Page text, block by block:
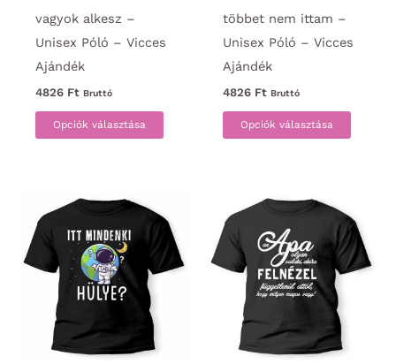
vagyok alkesz –
Unisex Póló – Vicces
Ajándék
4826 Ft Bruttó
Opciók választása
Ennek
a
variációja
van.
A
termékoldalon
választhatók
többet nem ittam –
Unisex Póló – Vicces
Ajándék
4826 Ft Bruttó
Opciók választása
Ennek
a
van.
A